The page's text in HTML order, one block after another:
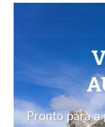
Pronto para a